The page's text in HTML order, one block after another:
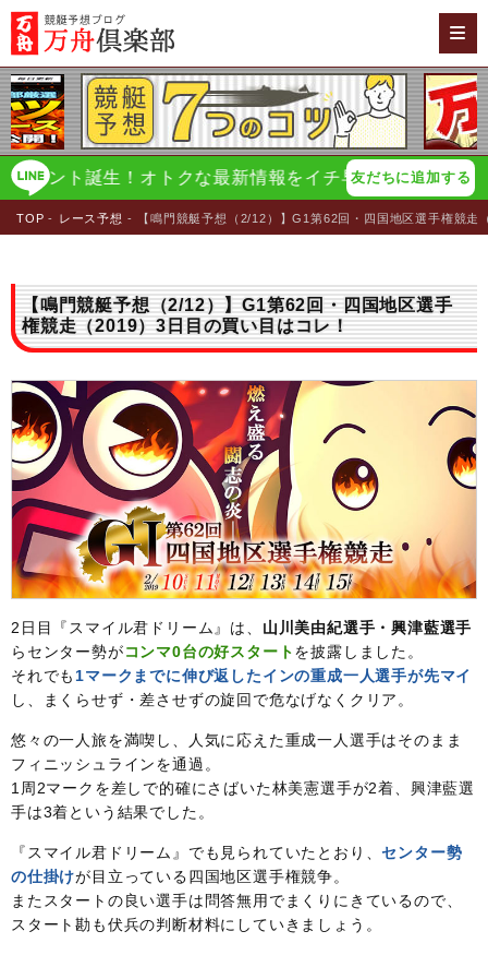
誕生！オトクな最新情報をイチ早く配信！ 万舟倶楽部
友だちに追加する
TOP レース予想 【鳴門競艇予想（2/12）】G1第62回・四国地区選手権競
【鳴門競艇予想（2/12）】G1第62回・四国地区選手
権競走（2019）3日目の買い目はコレ！
2日目『スマイル君ドリーム』は、 山川美由紀選手・興津藍選手
らセンター勢がコンマ0台の好スタートを披露しました。
それでも 1マークまでに伸び返したインの重成一人選手が先マイ
し、まくらせず・差させずの旋回で危なげなくクリア。
悠々の一人旅を満喫し、人気に応えた重成一人選手はそのまま
フィニッシュラインを通過。
1周2マークを差しで的確にさばいた林美憲選手が2着、興津藍選
手は3着という結果でした。
『スマイル君ドリーム』でも見られていたとおり、センター勢
の仕掛けが目立っている四国地区選手権競争。
またスタートの良い選手は問答無用でまくりにきているので、
スタート勘も伏兵の判断材料にしていきましょう。